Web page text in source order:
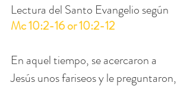
Lectura del Santo Evangelio según
Mc 10:2-16 or 10:2-12
En aquel tiempo, se acercaron a
Jesús unos fariseos y le preguntaron,